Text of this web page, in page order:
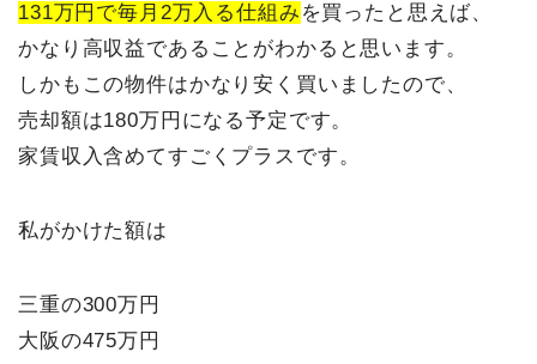
131万円で毎月2万入る仕組み を買ったと思えば、
かなり高収益であることがわかると思います。
しかもこの物件はかなり安く買いましたので、
売却額は180万円になる予定です。
家賃収入含めてすごくプラスです。
私がかけた額は
三重の300万円
大阪の475万円